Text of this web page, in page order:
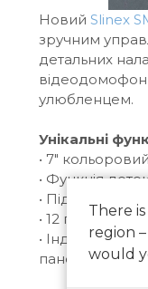
Новий Slinex
зручним
детальних
улюбленцем.
Унікальні
• 7"
• Функція
• Підтримка
• 12
•
панелі.
There
region
would